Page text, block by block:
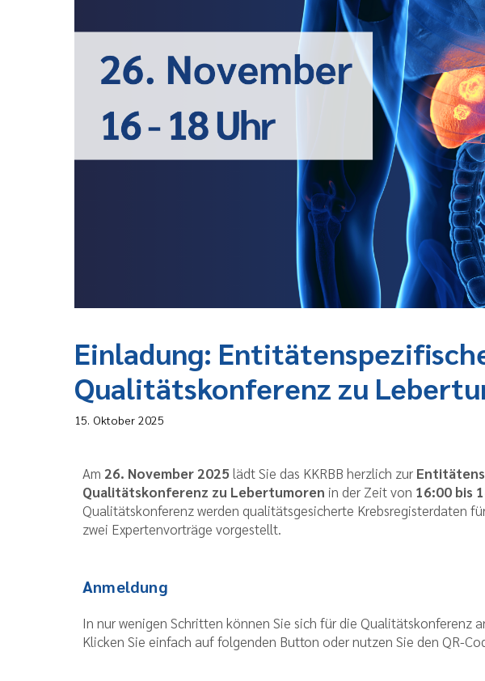
Einladung:
Qualitätskonferenz zu
15. Oktober 2025
Am 26. November 2025 lädt Sie das KKRBB herzlich zur
Qualitätskonferenz zu Lebertumoren in der Zeit von 16:00 bis
Qualitätskonferenz werden qualitätsgesicherte Krebsregisterdaten
zwei Expertenvorträge vorgestellt.
Anmeldung
In nur wenigen Schritten können Sie sich für die Qualitätskonferenz
Klicken Sie einfach auf folgenden Button oder nutzen Sie den QR-